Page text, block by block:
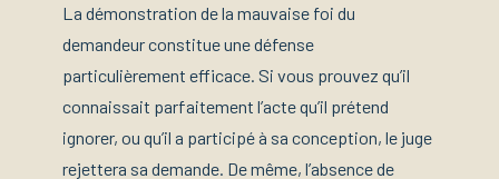
La démonstration de la mauvaise foi du
demandeur constitue une défense
particulièrement efficace. Si vous prouvez qu’il
connaissait parfaitement l’acte qu’il prétend
ignorer, ou qu’il a participé à sa conception, le juge
rejettera sa demande. De même, l’absence de